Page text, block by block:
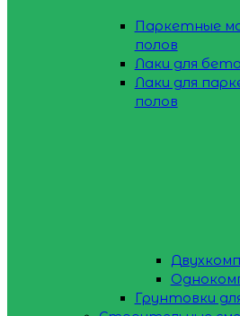
Паркетные
полов
Лаки для
Лаки для
полов
Грунтовки